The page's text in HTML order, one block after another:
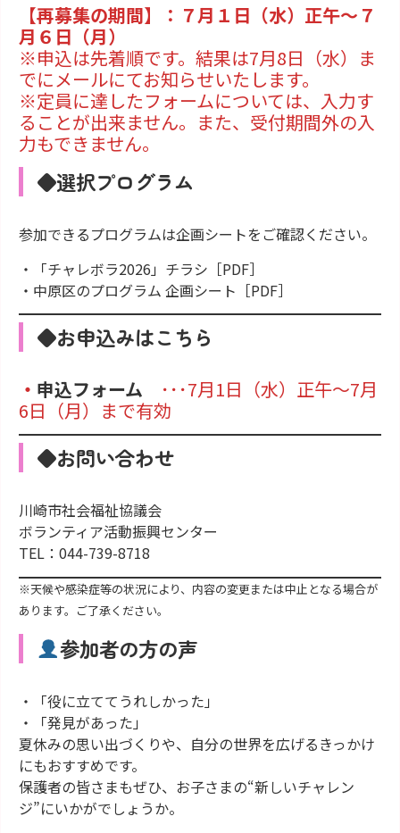
【再募集の期間】：７月１日（水）正午～７
月６日（月）
※申込は先着順です。結果は7月8日（水）ま
でにメールにてお知らせいたします。
※定員に達したフォームについては、入力す
ることが出来ません。また、受付期間外の入
力もできません。
◆選択プログラム
参加できるプログラムは企画シートをご確認ください。
・
「チャレボラ2026」チラシ［PDF］
・ 中原区のプログラム 企画シート［PDF］
◆お申込みはこちら
・ 申込フォーム
･･･7月1日（水）正午～7月
6日（月）まで有効
◆お問い合わせ
川崎市社会福祉協議会
ボランティア活動振興センター
TEL：044-739-8718
※天候や感染症等の状況により、内容の変更または中止となる場合が
あります。ご了承ください。
参加者の方の声
・「役に立ててうれしかった」
・「発見があった」
夏休みの思い出づくりや、自分の世界を広げるきっかけ
にもおすすめです。
保護者の皆さまもぜひ、お子さまの“新しいチャレン
ジ”にいかがでしょうか。